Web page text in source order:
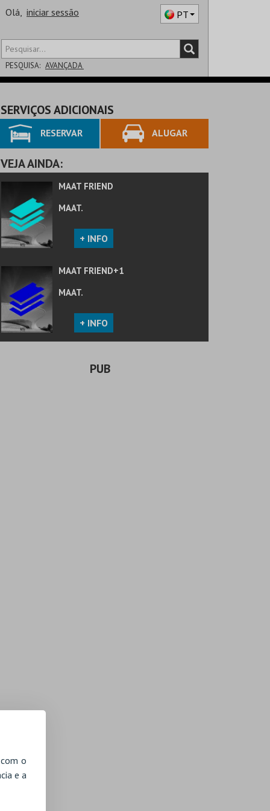
o
e a
Olá, iniciar sessão PT
PESQUISA: AVANÇADA
SALA
SERVIÇOS ADICIONAIS
RESERVAR ALUGAR
VEJA AINDA:
MAAT FRIEND
MAAT.
+ INFO
MAAT FRIEND+1
MAAT.
+ INFO
PUB